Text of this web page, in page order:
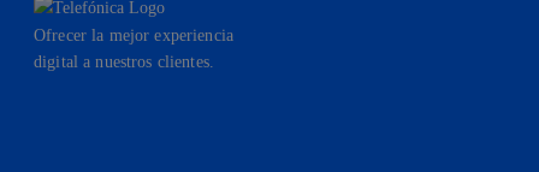
Ofrecer la mejor experiencia
digital a nuestros clientes.